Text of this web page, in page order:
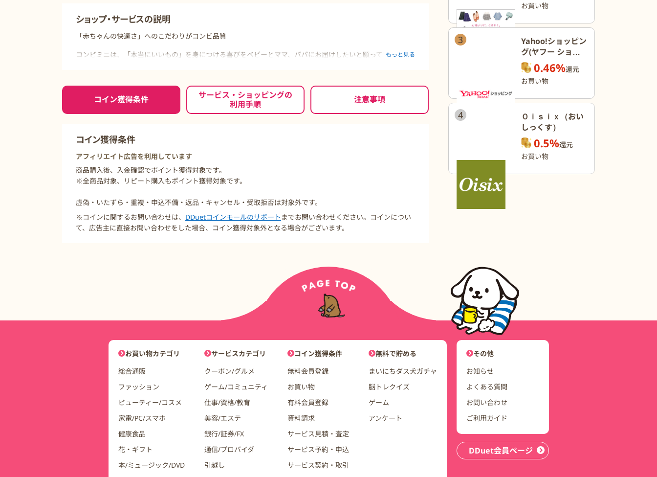
ショップ・サービスの説明
「赤ちゃんの快適さ」へのこだわりがコンビ品質
コンビミニは、「本当にいいもの」を身につける喜びをベビーとママ、パパにお届けしたいと願っています。
ウェアや肌着は、デリケートな赤ちゃんのお肌に毎日触れるものだから、綿も産地から厳選し、その中でも高
品質のものだけを使用しています。
肌ざわりや着心地にこだわり、すべてのウェアのサンプルを実際に赤ちゃんにきてもらい、ママの着せる手
い、長く着続けられる着心地の良さをめざしています。
もっと見る
ご利用前に必ずお読みください
コイン獲得条件
サービス・ショッピングの
利用手順
注意事項
コイン獲得条件
アフィリエイト広告を利用しています
商品購入後、入金確認でポイント獲得対象です。
※全商品対象、リピート購入もポイント獲得対象です。
虚偽・いたずら・重複・申込不備・返品・キャンセル・受取拒否は対象外です。
※コインに関するお問い合わせは、 DDuetコインモールのサポート までお問い合わせください。コインについ
て、広告主に直接お問い合わせをした場合、コイン獲得対象外となる場合がございます。
お買い物
3
Yahoo!ショッピン
グ(ヤフー ショッ
ピング)0.46%還元
お買い物
4
Ｏｉｓｉｘ（おい
しっくす）
0.5%還元
お買い物
DDuetコインモールナビゲーション
お買い物カテゴリ
総合通販
ファッション
ビューティー/コスメ
家電/PC/スマホ
健康食品
花・ギフト
本/ミュージック/DVD
サービスカテゴリ
クーポン/グルメ
ゲーム/コミュニティ
仕事/資格/教育
美容/エステ
銀行/証券/FX
通信/プロバイダ
引越し
コイン獲得条件
無料会員登録
お買い物
有料会員登録
資料請求
サービス見積・査定
サービス予約・申込
サービス契約・取引
無料で貯める
まいにちダス犬ガチャ
脳トレクイズ
ゲーム
アンケート
ユーザーナビゲーション
その他
お知らせ
よくある質問
お問い合わせ
ご利用ガイド
DDuet会員ページ